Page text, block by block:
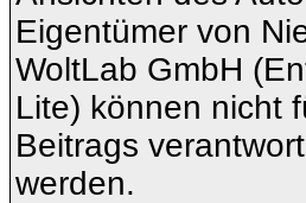
Eigentümer von
WoltLab GmbH
Lite) können nicht
Beitrags
werden.